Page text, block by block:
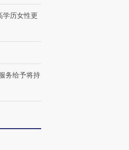
学历女性更
务给予将持